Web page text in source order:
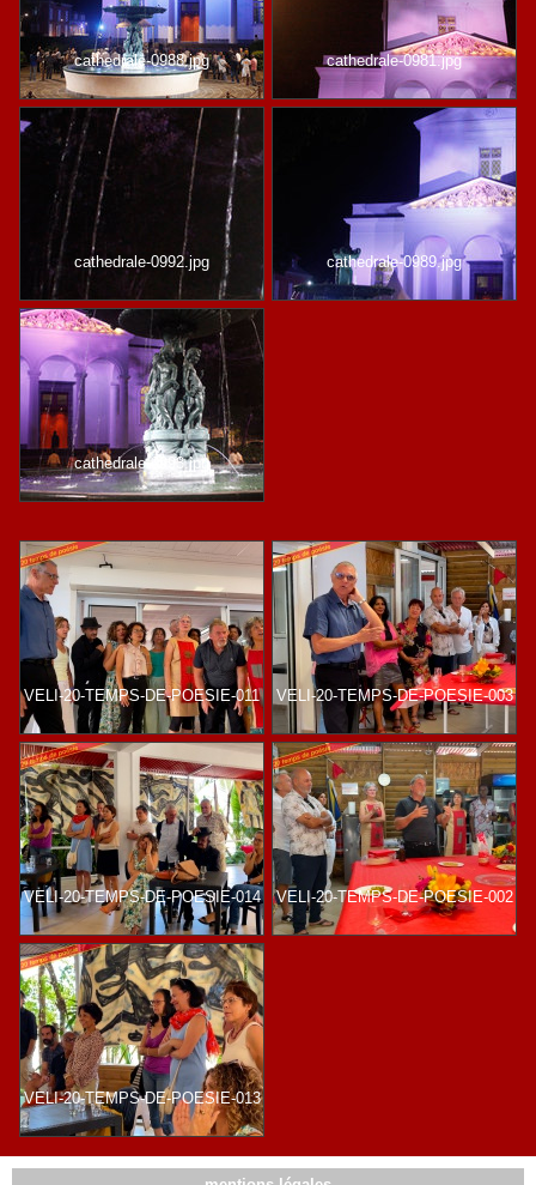
cathedrale-0988.jpg cathedrale-0981.jpg
cathedrale-0992.jpg cathedrale-0989.jpg
cathedrale-0993.jpg
VELI-20-TEMPS-DE-POESIE-011 VELI-20-TEMPS-DE-POESIE-003
VELI-20-TEMPS-DE-POESIE-014 VELI-20-TEMPS-DE-POESIE-002
VELI-20-TEMPS-DE-POESIE-013